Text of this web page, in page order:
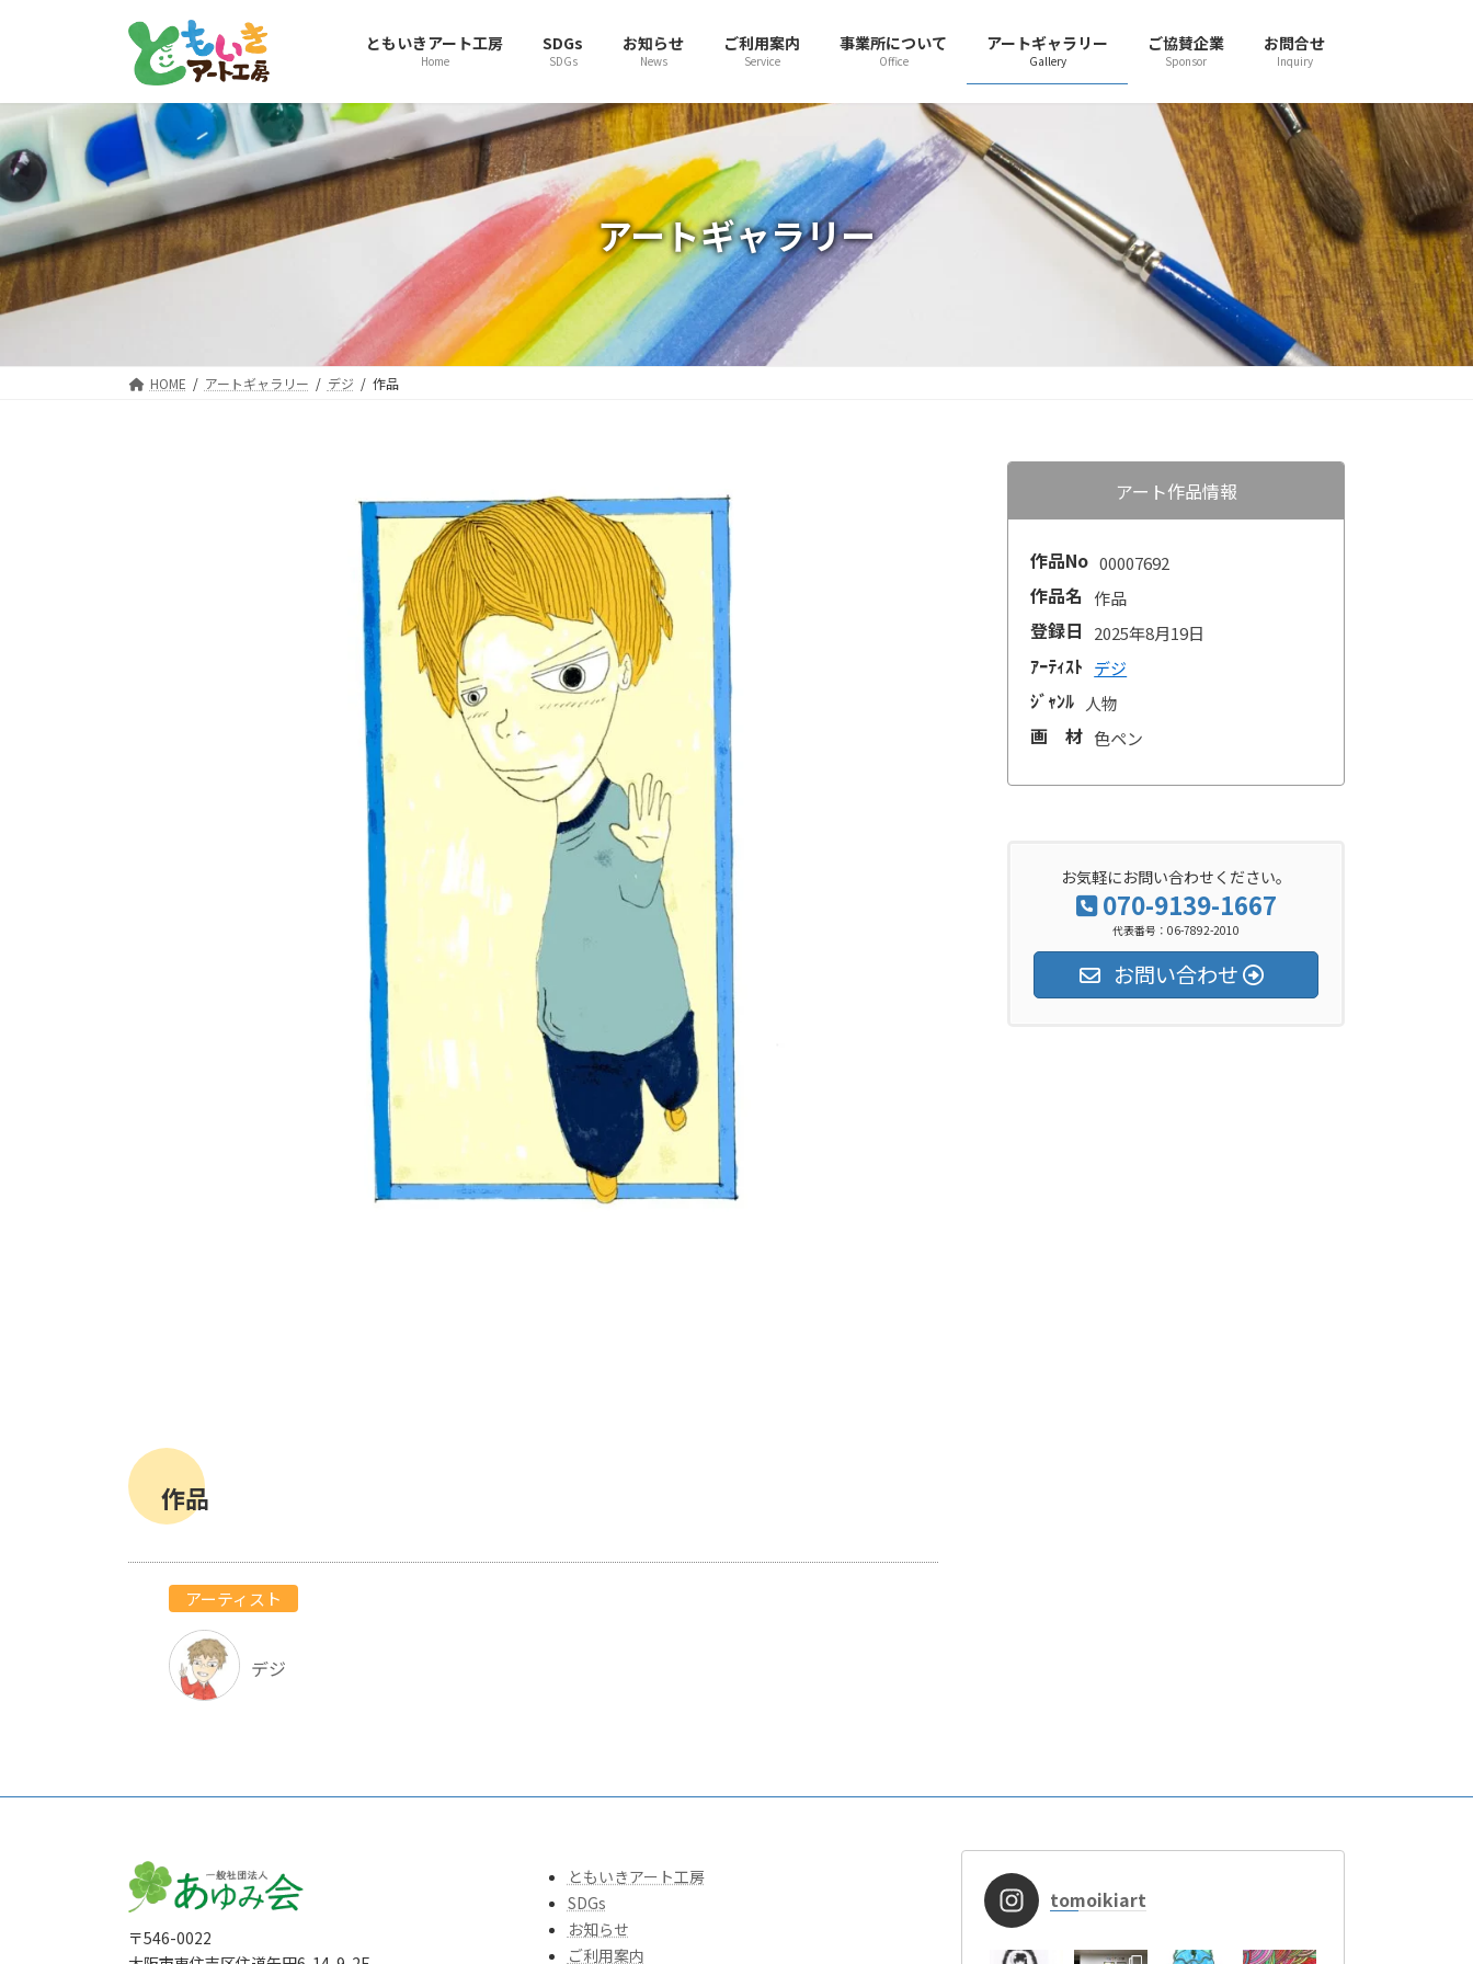
へ
ス
キ
ッ
プ
ョ
ン
に
移
動
ともいきアート工房
Home
SDGs
SDGs
お知らせ
News
ご利用案内
Service
事業所について
Office
アートギャラリー
Gallery
ご協賛企業
Sponsor
お問合せ
Inquiry
アートギャラリー
HOME アートギャラリー デジ 作品
作品
アーティスト
デジ
アート作品情報
作品No 00007692
作品名 作品
登録日 2025年8月19日
ｱｰﾃｨｽﾄ デジ
ｼﾞｬﾝﾙ 人物
画 材 色ペン
お気軽にお問い合わせください。
070-9139-1667
代表番号：06-7892-2010
お問い合わせ
〒546-0022
ともいきアート工房
SDGs
お知らせ
ご利用案内
tomoikiart